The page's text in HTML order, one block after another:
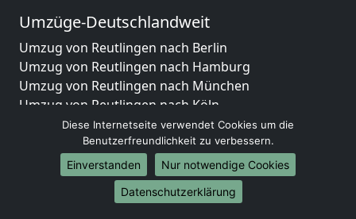
Umzüge-Deutschlandweit
Umzug von Reutlingen nach Berlin
Umzug von Reutlingen nach Hamburg
Umzug von Reutlingen nach München
Umzug von Reutlingen nach Köln
Umzug von Reutlingen nach Frankfurt am Main
Umzug von Reutlingen nach Stuttgart
Umzug von Reutlingen nach Düsseldorf
Umzug von Reutlingen nach Leipzig
Umzug von Reutlingen nach Dortmund
Diese Internetseite verwendet Cookies um die
Benutzerfreundlichkeit zu verbessern.
Einverstanden
Nur notwendige Cookies
Datenschutzerklärung